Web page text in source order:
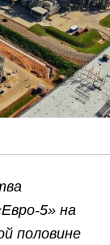
5» на
половине